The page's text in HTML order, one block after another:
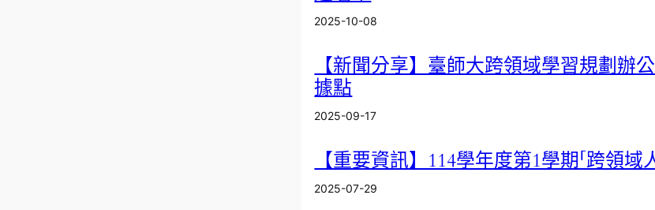
2025-10-08
【新聞分享】臺師大跨領域學習規劃辦
據點
2025-09-17
【重要資訊】114學年度第1學期「跨領
2025-07-29